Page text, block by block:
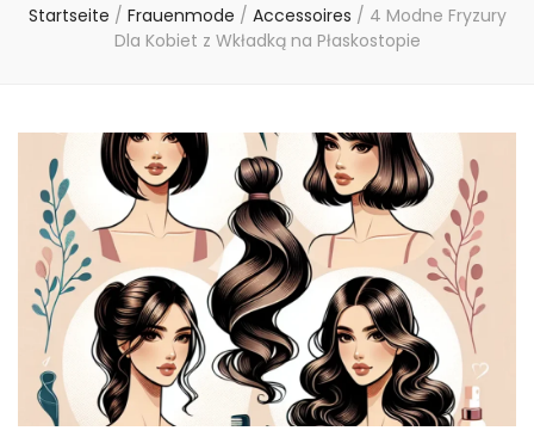
Startseite / Frauenmode / Accessoires / 4 Modne Fryzury
Dla Kobiet z Wkładką na Płaskostopie